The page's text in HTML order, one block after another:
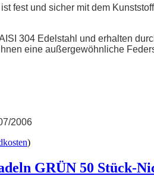
fest und sicher mit dem
304 Edelstahl und erhalten
eine außergewöhnliche
2006
)
GRÜN 50 Stück-